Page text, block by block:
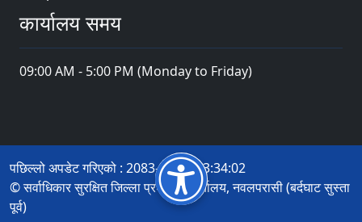
कार्यालय समय
09:00 AM - 5:00 PM (Monday to Friday)
पछिल्लो अपडेट गरिएको : 2083-04-22 13:34:02
© सर्वाधिकार सुरक्षित जिल्ला प्रशासन कार्यालय, नवलपरासी (बर्दघाट सुस्ता
पूर्व)